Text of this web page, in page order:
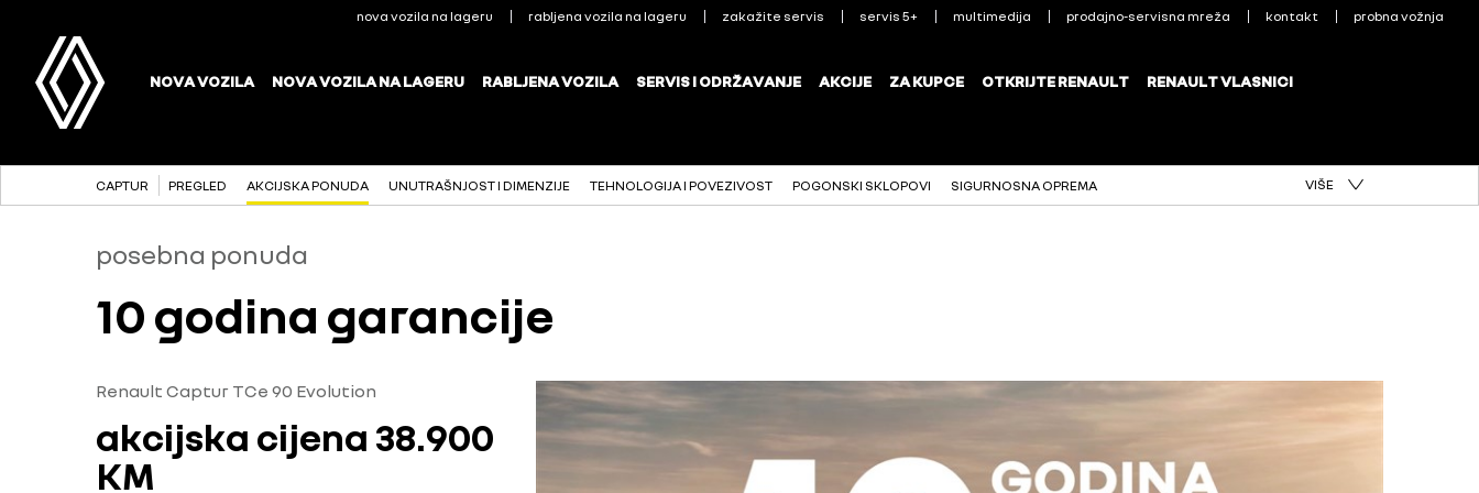
CAPTUR PREGLED AKCIJSKA PONUDA UNUTRAŠNJOST I DIMENZIJE TEHNOLOGIJA I POVEZIVOST POGONSKI SKLOPOVI SIGURNOSNA OPREMA VIŠE
posebna ponuda
10 godina garancije
Renault Captur TCe 90 Evolution
akcijska cijena 38.900
KM